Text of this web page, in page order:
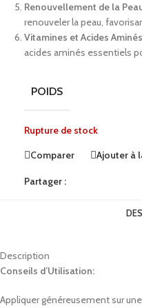
Renouvellement de la
renouveler la peau,
Vitamines et Acides
acides aminés essentiels
POIDS
Rupture de stock
Comparer
Ajouter à
Partager :
Description
Conseils d’Utilisation:
Appliquer généreusement sur